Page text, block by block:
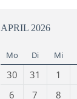
APRIL 2026
Mo Di Mi
30 31 1
6
7 8